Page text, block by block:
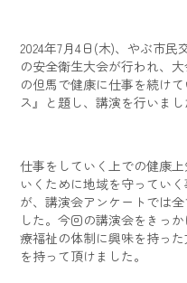
2024年7月4日(木)、やぶ市
の安全衛生大会が行われ、
の但馬で健康に仕事を続け
ス』と題し、講演を行いまし
仕事をしていく上での健康
いくために地域を守ってい
が、講演会アンケートでは
した。今回の講演会をきっ
療福祉の体制に興味を持っ
を持って頂けました。